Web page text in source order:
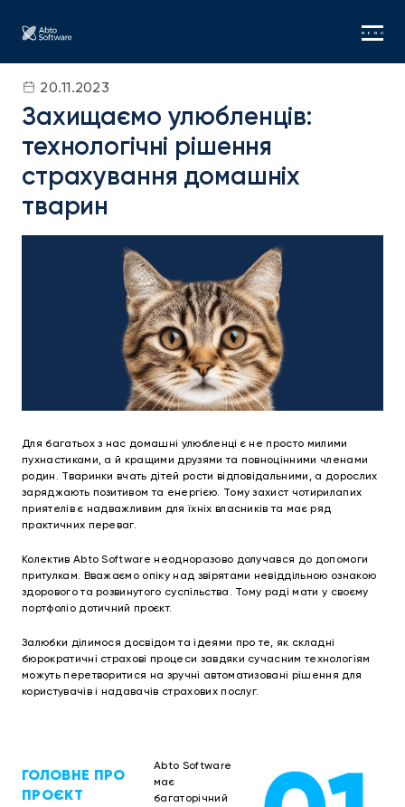
MENU
20.11.2023
Захищаємо улюбленців:
технологічні рішення
страхування домашніх
тварин
Для багатьох з нас домашні улюбленці є не просто милими
пухнастиками, а й кращими друзями та повноцінними членами
родин. Тваринки вчать дітей рости відповідальними, а дорослих
заряджають позитивом та енергією. Тому захист чотирилапих
приятелів є надважливим для їхніх власників та має ряд
практичних переваг.
Колектив Abto Software неодноразово долучався до допомоги
притулкам. Вважаємо опіку над звірятами невіддільною ознакою
здорового та розвинутого суспільства. Тому раді мати у своєму
портфоліо дотичний проєкт.
Залюбки ділимося досвідом та ідеями про те, як складні
бюрократичні страхові процеси завдяки сучасним технологіям
можуть перетворитися на зручні автоматизовані рішення для
користувачів і надавачів страхових послуг.
ГОЛОВНЕ ПРО
ПРОЄКТ
Abto Software
має
багаторічний